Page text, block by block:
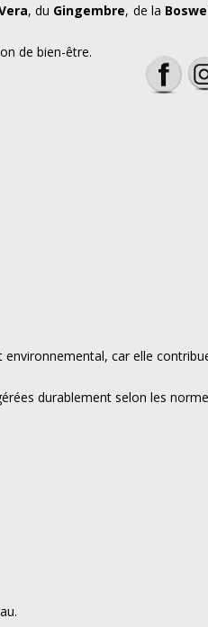
, du Gingembre, de la
de bien-être.
car elle
durablement selon les